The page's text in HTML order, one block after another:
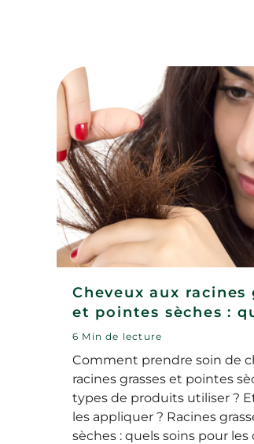
Cheveux aux racines
et pointes sèches :
?
6 Min de lecture
Comment prendre soin de
racines grasses et pointes
types de produits utiliser ?
les appliquer ? Racines
sèches : quels soins pour les